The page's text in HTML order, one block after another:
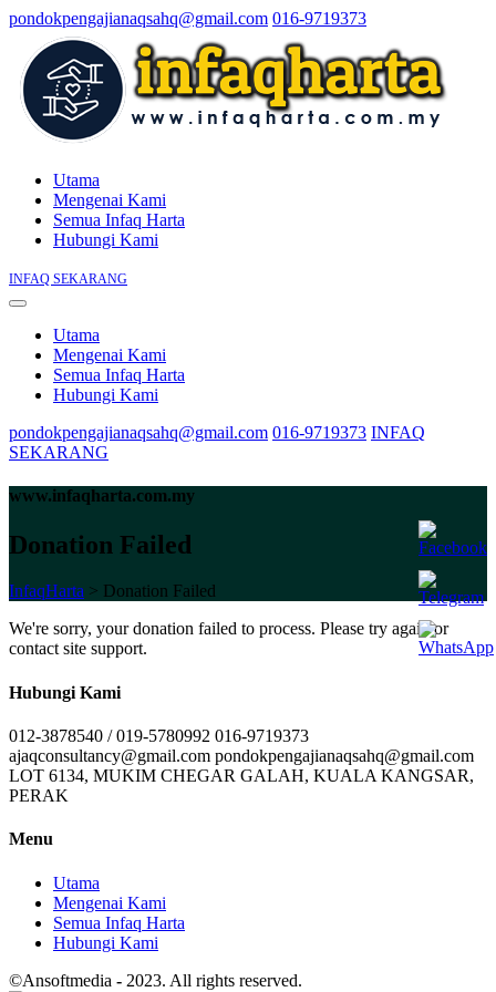
pondokpengajianaqsahq@gmail.com 016-9719373
Utama
Mengenai Kami
Semua Infaq Harta
Hubungi Kami
INFAQ SEKARANG
Utama
Mengenai Kami
Semua Infaq Harta
Hubungi Kami
pondokpengajianaqsahq@gmail.com 016-9719373 INFAQ
SEKARANG
www.infaqharta.com.my
Donation Failed
InfaqHarta > Donation Failed
We're sorry, your donation failed to process. Please try again or
contact site support.
Hubungi Kami
012-3878540 / 019-5780992 016-9719373
ajaqconsultancy@gmail.com pondokpengajianaqsahq@gmail.com
LOT 6134, MUKIM CHEGAR GALAH, KUALA KANGSAR,
PERAK
Menu
Utama
Mengenai Kami
Semua Infaq Harta
Hubungi Kami
©Ansoftmedia - 2023. All rights reserved.